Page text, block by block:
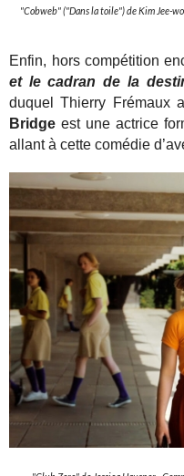
"Cobweb" ("Dans la toile") de Kim Jee-
Enfin, hors compétition
et le cadran de la
duquel Thierry Frémaux
Bridge est une actrice
allant à cette comédie